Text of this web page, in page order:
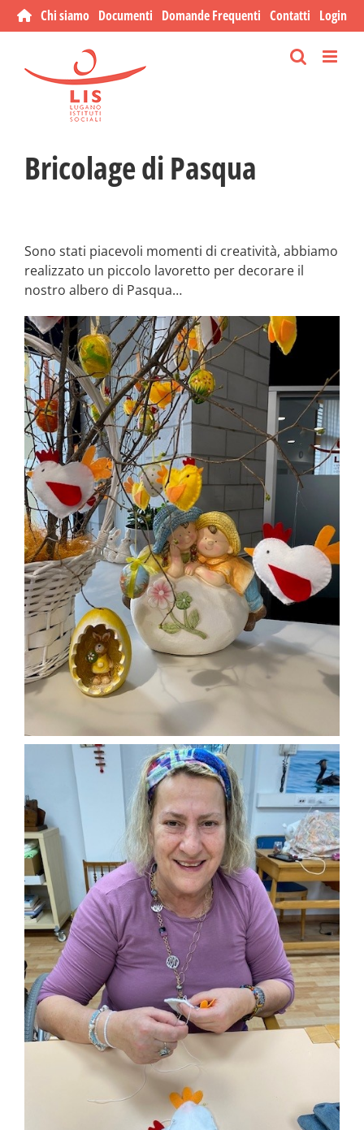
Salta
al
Chi siamo Documenti Domande Frequenti Contatti Login
Bricolage di Pasqua
Sono stati piacevoli momenti di creatività, abbiamo
realizzato un piccolo lavoretto per decorare il
nostro albero di Pasqua…